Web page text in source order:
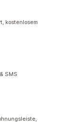
kostenlosem
SMS